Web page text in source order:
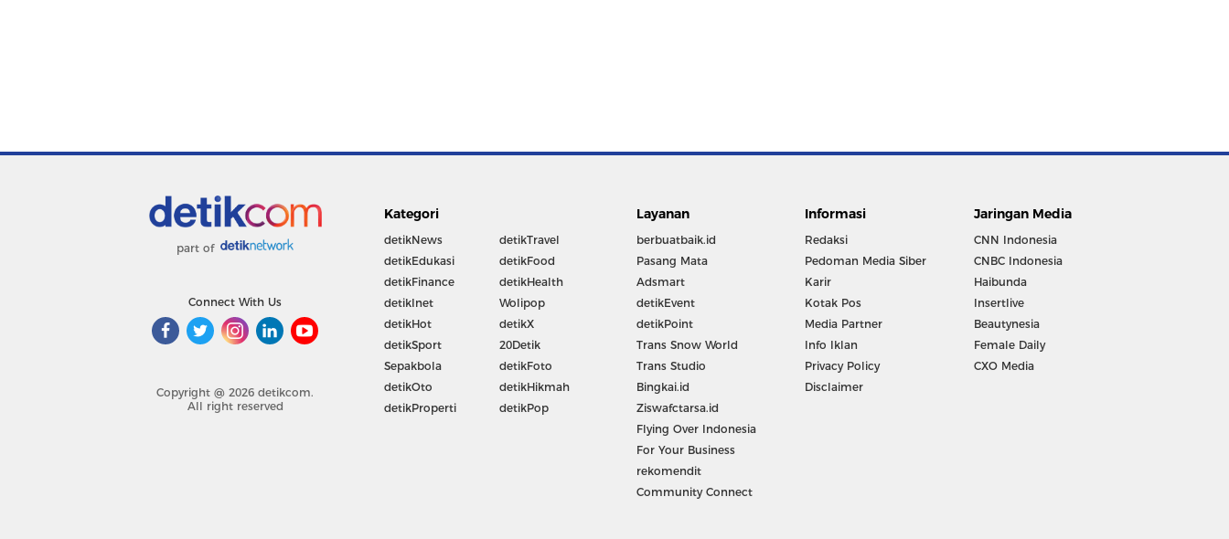
part of
Connect With Us
Copyright @ 2026 detikcom.
All right reserved
Kategori
detikNews
detikEdukasi
detikFinance
detikInet
detikHot
detikSport
Sepakbola
detikOto
detikProperti
detikTravel
detikFood
detikHealth
Wolipop
detikX
20Detik
detikFoto
detikHikmah
detikPop
Layanan
berbuatbaik.id
Pasang Mata
Adsmart
detikEvent
detikPoint
Trans Snow World
Trans Studio
Bingkai.id
Ziswafctarsa.id
Flying Over Indonesia
For Your Business
rekomendit
Community Connect
Informasi
Redaksi
Pedoman Media Siber
Karir
Kotak Pos
Media Partner
Info Iklan
Privacy Policy
Disclaimer
Jaringan Media
CNN Indonesia
CNBC Indonesia
Haibunda
Insertlive
Beautynesia
Female Daily
CXO Media